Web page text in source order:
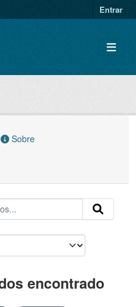
Entrar
Sobre
encontrado